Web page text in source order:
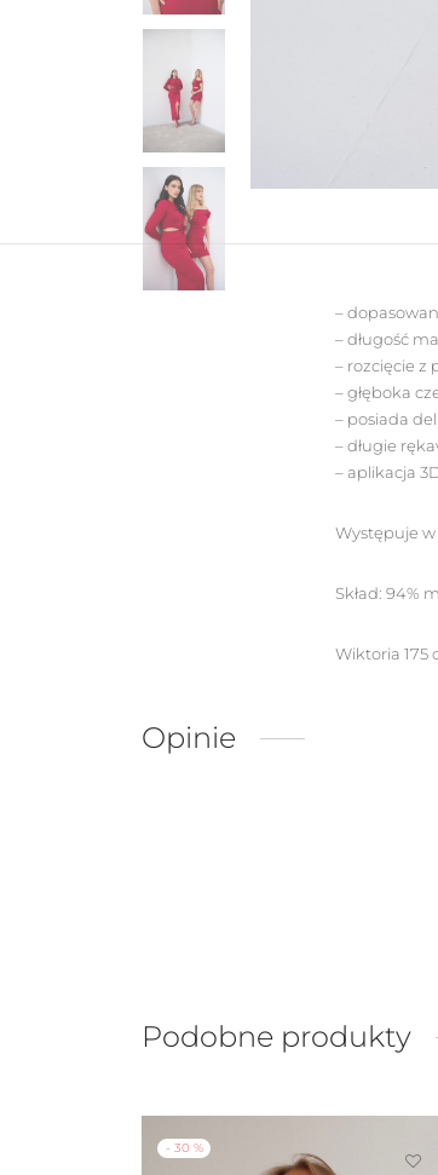
–
– długość
– rozcięcie z
– głęboka
– posiada
– długie
– aplikacja
Występuje w
Skład: 94%
Wiktoria 175
Opinie
Podobne produkty
- 30 %